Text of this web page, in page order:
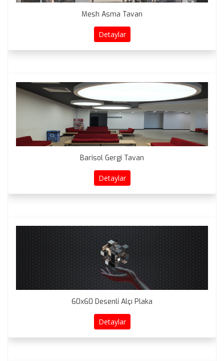
Mesh Asma Tavan
Detaylar
Barisol Gergi Tavan
Detaylar
60x60 Desenli Alçı Plaka
Detaylar